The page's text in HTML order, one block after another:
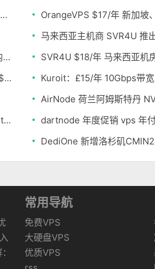
LOCVPS 香港VPS限时特惠：7折后月付仅21元 三网优化BGP线路 可选原生IP
OrangeVPS $17/年 新加坡
DediRock 新上高性能VPS 年付25美元 I9 CPU DDr5内存 纽约机房
SVR4U $18/年 马来西亚机
HawkHost/老鹰主机 虚拟主机3折$19/年 VPS年付5折$25/年
Kuroit：£15/年 10Gbps带
DesiVPS AMD Ryzen系列和Windows VPS系列7折,Intel系列年付11.6美元
dartnode 年度促销 vps 年
常用导航
免费VPS
大硬盘VPS
优质VPS